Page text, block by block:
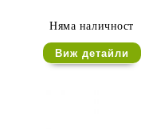
Няма наличност
Виж детайли